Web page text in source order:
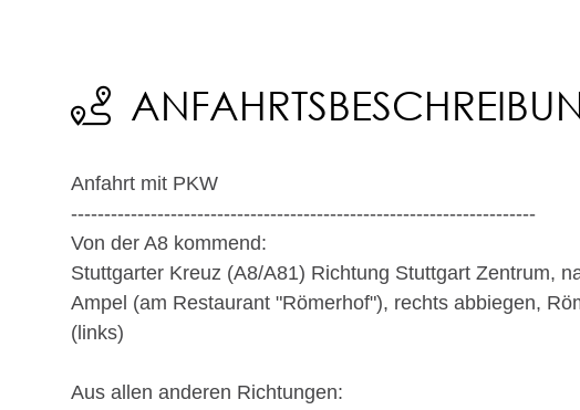
Anfahrt mit PKW
----------------------------------------------------------------------
Von der A8 kommend:
Stuttgarter Kreuz (A8/A81) Richtung Stuttgart Zentrum,
Ampel (am Restaurant "Römerhof"), rechts abbiegen,
(links)
Aus allen anderen Richtungen: